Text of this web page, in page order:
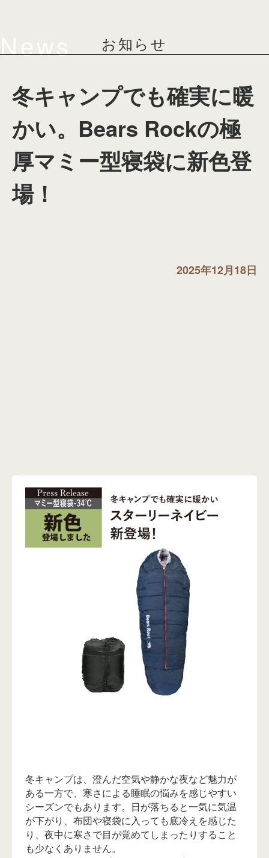
News お知らせ
冬キャンプでも確実に暖
かい。Bears Rockの極
厚マミー型寝袋に新色登
場！
2025年12月18日
冬キャンプは、澄んだ空気や静かな夜など魅力が
ある一方で、寒さによる睡眠の悩みを感じやすい
シーズンでもあります。日が落ちると一気に気温
が下がり、布団や寝袋に入っても底冷えを感じた
り、夜中に寒さで目が覚めてしまったりすること
も少なくありません。